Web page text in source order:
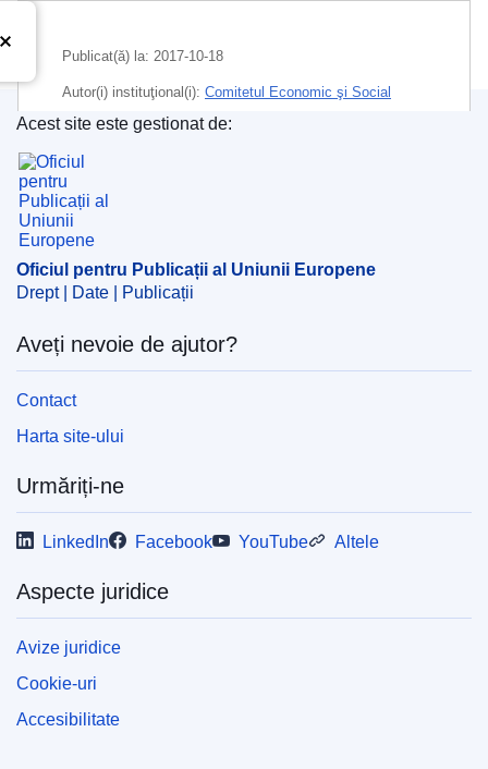
Publicat(ă) la: 2017-10-18
Autor(i) instituţional(i): Comitetul Economic şi Social
European
Subiecte:
autoritate publică
,politică de cooperare
informații
CELEX : 52017AE2197
Oficiul pentru Publicații al Uniunii Europene
Acest site este gestionat de:
Oficiul pentru Publicații al Uniunii Europene
Drept | Date | Publicații
Aveți nevoie de ajutor?
Contact
Harta site-ului
Urmăriți-ne
LinkedIn Facebook YouTube Altele
Aspecte juridice
Avize juridice
Cookie-uri
Accesibilitate